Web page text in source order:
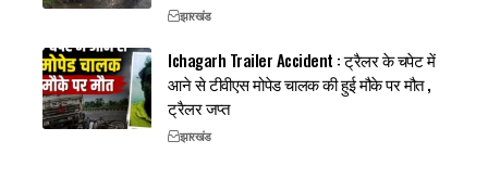
झारखंड
Ichagarh Trailer Accident : ट्रैलर के चपेट में
आने से टीवीएस मोपेड चालक की हुई मौके पर मौत ,
ट्रैलर जप्त
झारखंड